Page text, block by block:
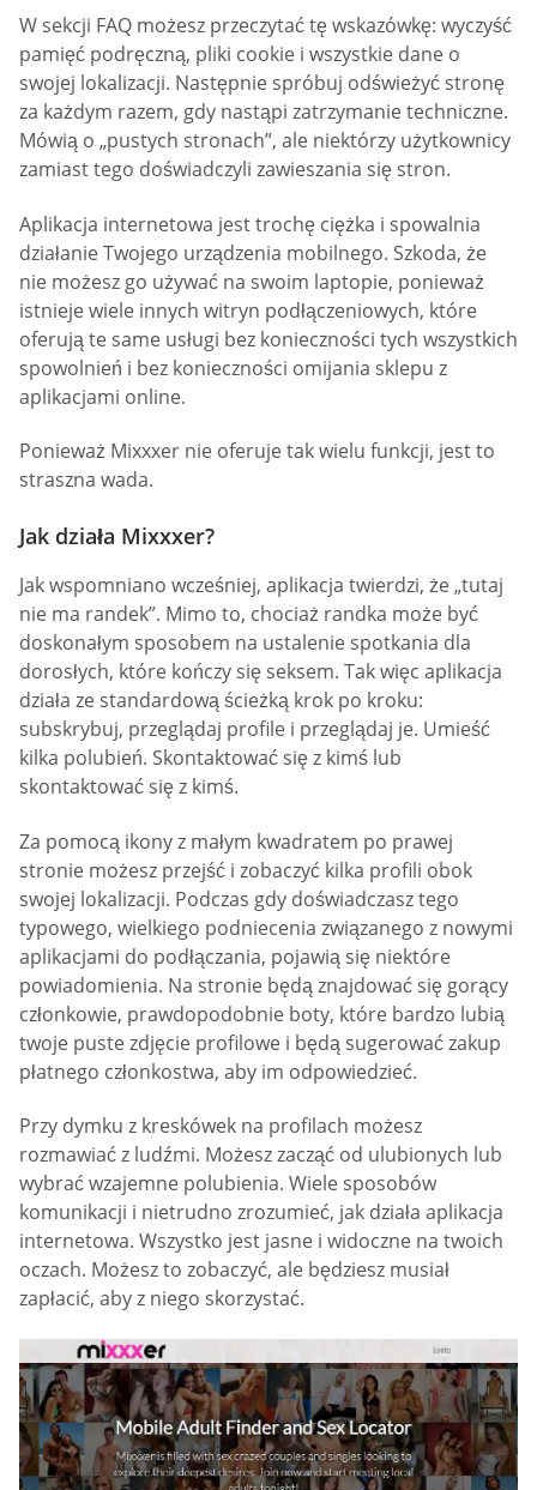
W sekcji FAQ możesz przeczytać tę wskazówkę: wyczyść
pamięć podręczną, pliki cookie i wszystkie dane o
swojej lokalizacji. Następnie spróbuj odświeżyć stronę
za każdym razem, gdy nastąpi zatrzymanie techniczne.
Mówią o „pustych stronach”, ale niektórzy użytkownicy
zamiast tego doświadczyli zawieszania się stron.
Aplikacja internetowa jest trochę ciężka i spowalnia
działanie Twojego urządzenia mobilnego. Szkoda, że
nie możesz go używać na swoim laptopie, ponieważ
istnieje wiele innych witryn podłączeniowych, które
oferują te same usługi bez konieczności tych wszystkich
spowolnień i bez konieczności omijania sklepu z
aplikacjami online.
Ponieważ Mixxxer nie oferuje tak wielu funkcji, jest to
straszna wada.
Jak działa Mixxxer?
Jak wspomniano wcześniej, aplikacja twierdzi, że „tutaj
nie ma randek”. Mimo to, chociaż randka może być
doskonałym sposobem na ustalenie spotkania dla
dorosłych, które kończy się seksem. Tak więc aplikacja
działa ze standardową ścieżką krok po kroku:
subskrybuj, przeglądaj profile i przeglądaj je. Umieść
kilka polubień. Skontaktować się z kimś lub
skontaktować się z kimś.
Za pomocą ikony z małym kwadratem po prawej
stronie możesz przejść i zobaczyć kilka profili obok
swojej lokalizacji. Podczas gdy doświadczasz tego
typowego, wielkiego podniecenia związanego z nowymi
aplikacjami do podłączania, pojawią się niektóre
powiadomienia. Na stronie będą znajdować się gorący
członkowie, prawdopodobnie boty, które bardzo lubią
twoje puste zdjęcie profilowe i będą sugerować zakup
płatnego członkostwa, aby im odpowiedzieć.
Przy dymku z kreskówek na profilach możesz
rozmawiać z ludźmi. Możesz zacząć od ulubionych lub
wybrać wzajemne polubienia. Wiele sposobów
komunikacji i nietrudno zrozumieć, jak działa aplikacja
internetowa. Wszystko jest jasne i widoczne na twoich
oczach. Możesz to zobaczyć, ale będziesz musiał
zapłacić, aby z niego skorzystać.